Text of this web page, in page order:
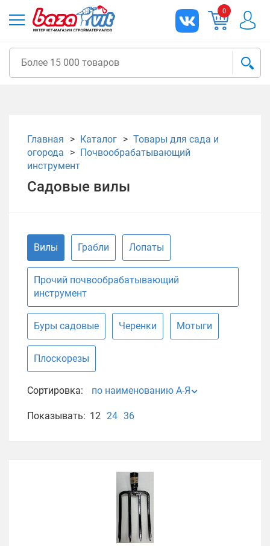
0
Главная Каталог
Товары для сада и
огорода
Почвообрабатывающий
инструмент
Садовые вилы
Вилы Грабли Лопаты
Прочий почвообрабатывающий
инструмент
Буры садовые Черенки Мотыги
Плоскорезы
Сортировка: по наименованию А-Я
Показывать: 12 24 36